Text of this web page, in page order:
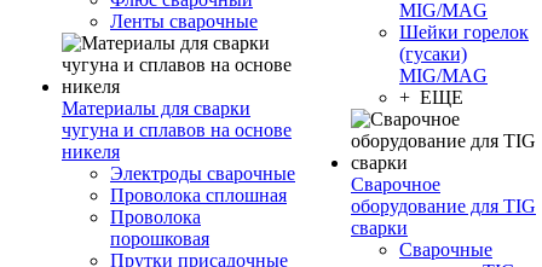
Ленты сварочные
Материалы для сварки
чугуна и сплавов на основе
никеля
Электроды сварочные
Проволока сплошная
Проволока
порошковая
Прутки присадочные
MIG/MAG
Шейки горелок
(гусаки)
MIG/MAG
+ ЕЩЕ
Сварочное
оборудование для TIG
сварки
Сварочные